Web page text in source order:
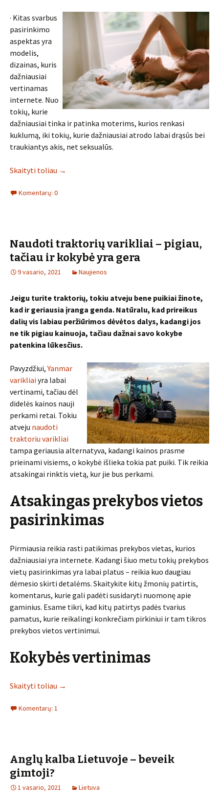
· Kitas svarbus
pasirinkimo
aspektas yra
modelis,
dizainas, kuris
dažniausiai
vertinamas
internete. Nuo
tokių, kurie
dažniausiai tinka ir patinka moterims, kurios renkasi
kuklumą, iki tokių, kurie dažniausiai atrodo labai drąsūs bei
traukiantys akis, net seksualūs.
Skaityti toliau →
Komentarų: 0
Naudoti traktorių varikliai – pigiau,
tačiau ir kokybė yra gera
9 vasario, 2021 Naujienos
Jeigu turite traktorių, tokiu atveju bene puikiai žinote,
kad ir geriausia įranga genda. Natūralu, kad prireikus
dalių vis labiau peržiūrimos dėvėtos dalys, kadangi jos
ne tik pigiau kainuoja, tačiau dažnai savo kokybe
patenkina lūkesčius.
Pavyzdžiui,Yanmar
varikliaiyra labai
vertinami, tačiau dėl
didelės kainos nauji
perkami retai. Tokiu
atveju naudoti
traktoriu varikliai
tampa geriausia alternatyva, kadangi kainos prasme
prieinami visiems, o kokybė išlieka tokia pat puiki. Tik reikia
atsakingai rinktis vietą, kur jie bus perkami.
Atsakingas prekybos vietos
pasirinkimas
Pirmiausia reikia rasti patikimas prekybos vietas, kurios
dažniausiai yra internete. Kadangi šiuo metu tokių prekybos
vietų pasirinkimas yra labai platus – reikia kuo daugiau
dėmesio skirti detalėms. Skaitykite kitų žmonių patirtis,
komentarus, kurie gali padėti susidaryti nuomonę apie
gaminius. Esame tikri, kad kitų patirtys padės tvarius
pamatus, kurie reikalingi konkrečiam pirkiniui ir tam tikros
prekybos vietos vertinimui.
Kokybės vertinimas
Skaityti toliau →
Komentarų: 1
Anglų kalba Lietuvoje – beveik
gimtoji?
1 vasario, 2021 Lietuva